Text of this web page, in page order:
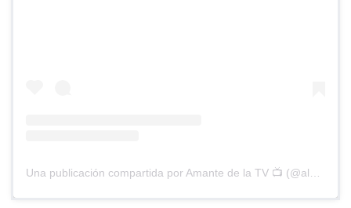
Una publicación compartida por Amante de la TV 📺 (@alguien_te_observa)